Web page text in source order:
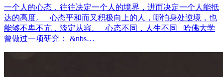
一个人的心态，往往决定一个人的境界，进而决定一个人能抵
达的高度。 心态平和而又积极向上的人，哪怕身处逆境，也
能够不卑不亢，淡定从容。 心态不同，人生不同 哈佛大学
曾做过一项研究： &nbs…